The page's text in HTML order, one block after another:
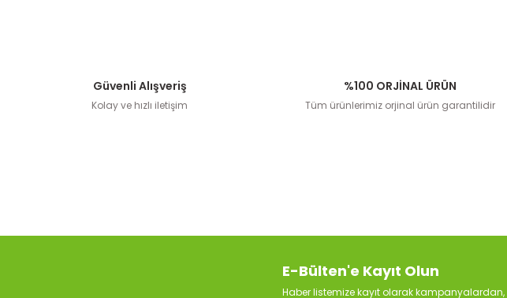
Güvenli Alışveriş
Kolay ve hızlı iletişim
%100 ORJİNAL ÜRÜN
Tüm ürünlerimiz orjinal ürün garantilidir
E-Bülten'e Kayıt Olun
Haber listemize kayıt olarak kampanyalardan,